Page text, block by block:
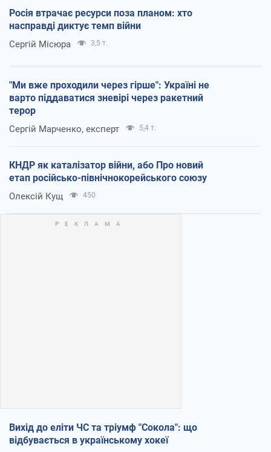
Росія втрачає ресурси поза планом: хто
насправді диктує темп війни
Сергій Місюра 3,5 т.
"Ми вже проходили через гірше": Україні не
варто піддаватися зневірі через ракетний
терор
Сергій Марченко, експерт 5,4 т.
КНДР як каталізатор війни, або Про новий
етап російсько-північнокорейського союзу
Олексій Кущ 450
Вихід до еліти ЧС та тріумф "Сокола": що
відбувається в українському хокеї